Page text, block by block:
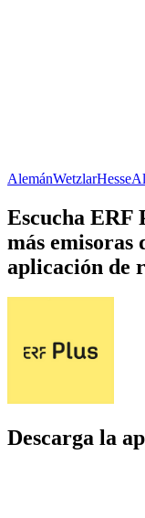
AlemánWetzlarHesse
Escucha ERF
más emisoras
aplicación de
Descarga la